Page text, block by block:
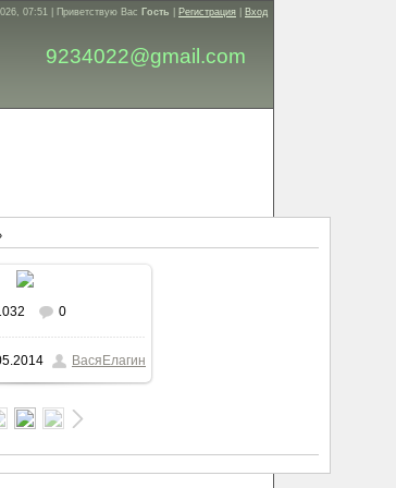
07:51 | Приветствую Вас Гость Регистрация Вход
9234022@gmail.com
размере
224.7Kb
0
ВасяЕлагин